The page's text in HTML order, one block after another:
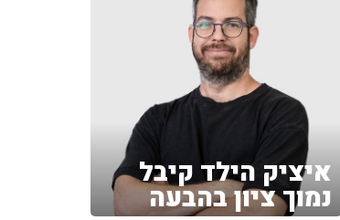
איציק הילד קיבל
נמוך ציון בהבעה